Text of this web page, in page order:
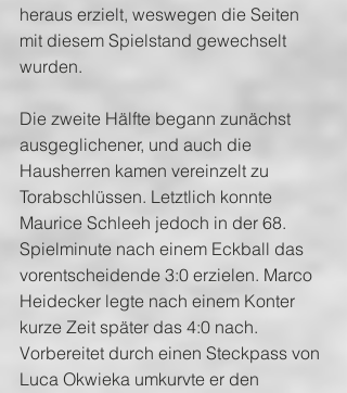
heraus erzielt, weswegen die Seiten
mit diesem Spielstand gewechselt
wurden.
Die zweite Hälfte begann zunächst
ausgeglichener, und auch die
Hausherren kamen vereinzelt zu
Torabschlüssen. Letztlich konnte
Maurice Schleeh jedoch in der 68.
Spielminute nach einem Eckball das
vorentscheidende 3:0 erzielen. Marco
Heidecker legte nach einem Konter
kurze Zeit später das 4:0 nach.
Vorbereitet durch einen Steckpass von
Luca Okwieka umkurvte er den